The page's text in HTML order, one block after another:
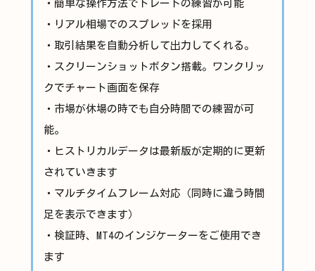
・簡単な操作方法でトレードの練習が可能
・リアル相場でのスプレッドを採用
・取引結果を自動分析して出力してくれる。
・スクリーンショットボタン搭載。ワンクリッ
クでチャート画面を保存
・市場が休場の時でも自分時間での練習が可
能。
・ヒストリカルデータは最新版が定期的に更新
されていきます
・マルチタイムフレーム対応（同時に違う時間
足を表示できます）
・検証時、MT4のインジケーターをご使用でき
ます